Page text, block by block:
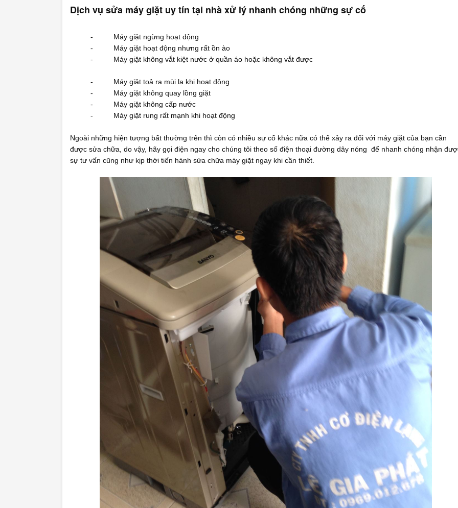
Dịch vụ sửa máy giặt uy tín tại nhà xử lý nhanh chóng những sự cố
- Máy giặt ngừng hoạt động
- Máy giặt hoạt động nhưng rất ồn ào
- Máy giặt không vắt kiệt nước ở quần áo hoặc không vắt được
- Máy giặt toả ra mùi lạ khi hoạt động
- Máy giặt không quay lồng giặt
- Máy giặt không cấp nước
- Máy giặt rung rất mạnh khi hoạt động
Ngoài những hiện tượng bất thường trên thì còn có nhiều sự cố khác nữa có thể xảy ra đối với máy giặt của bạn cần
được sửa chữa, do vậy, hãy gọi điện ngay cho chúng tôi theo số điện thoại đường dây nóng để nhanh chóng nhận
sự tư vấn cũng như kịp thời tiến hành sửa chữa máy giặt ngay khi cần thiết.